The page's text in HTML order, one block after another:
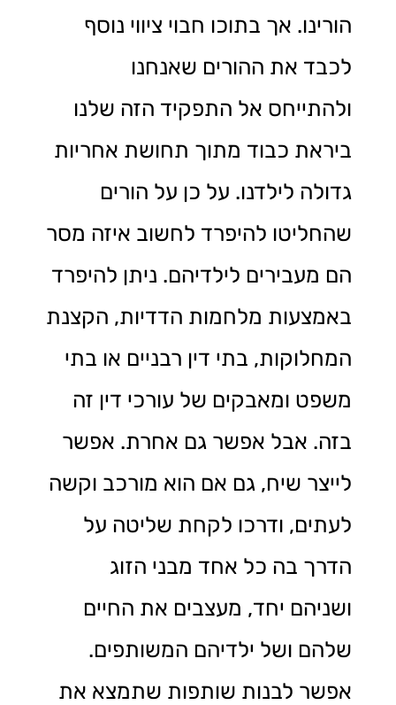
הורינו. אך בתוכו חבוי ציווי נוסף
לכבד את ההורים שאנחנו
ולהתייחס אל התפקיד הזה שלנו
ביראת כבוד מתוך תחושת אחריות
גדולה לילדנו. על כן על הורים
שהחליטו להיפרד לחשוב איזה מסר
הם מעבירים לילדיהם. ניתן להיפרד
באמצעות מלחמות הדדיות, הקצנת
המחלוקות, בתי דין רבניים או בתי
משפט ומאבקים של עורכי דין זה
בזה. אבל אפשר גם אחרת. אפשר
לייצר שיח, גם אם הוא מורכב וקשה
לעתים, ודרכו לקחת שליטה על
הדרך בה כל אחד מבני הזוג
ושניהם יחד, מעצבים את החיים
שלהם ושל ילדיהם המשותפים.
אפשר לבנות שותפות שתמצא את